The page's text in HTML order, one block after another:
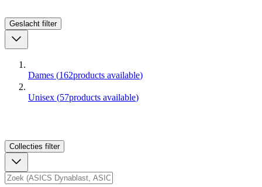
Geslacht filter
Dames (162products available)
Unisex (57products available)
Collecties filter